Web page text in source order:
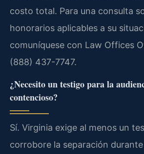
costo total. Para una consulta
honorarios aplicables a su
comuníquese con Law Offices
(888) 437-7747.
¿Necesito un testigo para la
contencioso?
Sí. Virginia exige al menos un
corrobore la separación